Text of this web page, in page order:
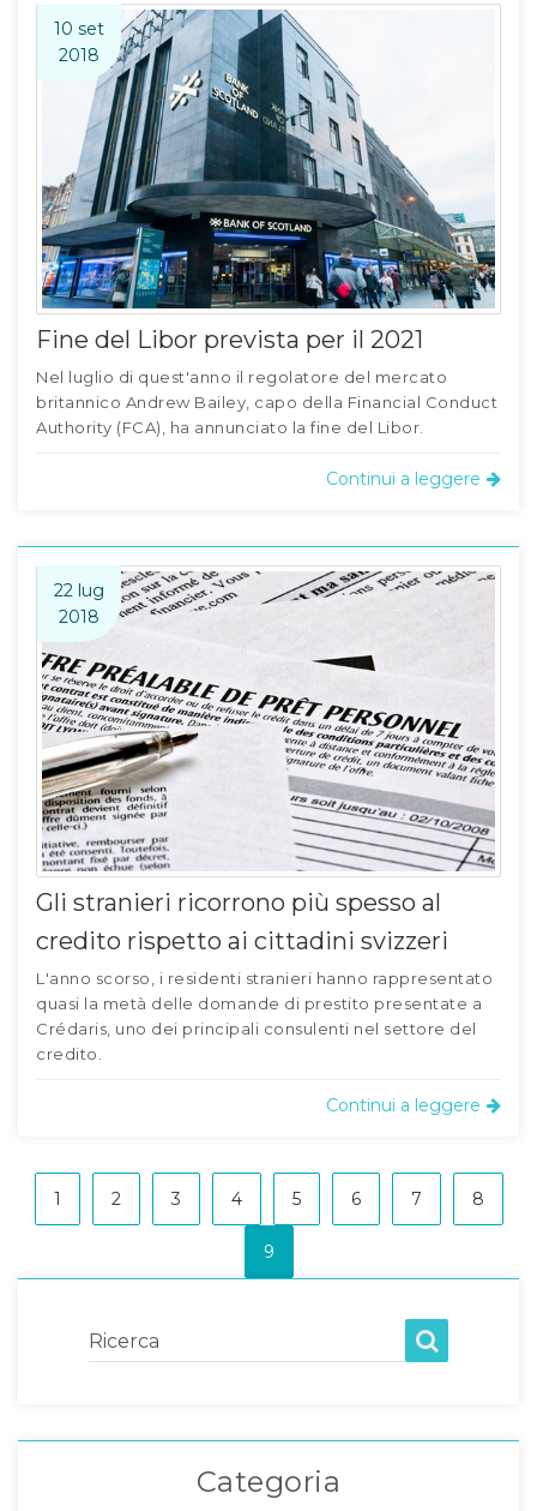
10 set
2018
Fine del Libor prevista per il 2021
Nel luglio di quest'anno il regolatore del mercato
britannico Andrew Bailey, capo della Financial Conduct
Authority (FCA), ha annunciato la fine del Libor.
Continui a leggere
22 lug
2018
Gli stranieri ricorrono più spesso al
credito rispetto ai cittadini svizzeri
L'anno scorso, i residenti stranieri hanno rappresentato
quasi la metà delle domande di prestito presentate a
Crédaris, uno dei principali consulenti nel settore del
credito.
Continui a leggere
1 2 3 4 5 6 7 8
9
Ricerca
Categoria